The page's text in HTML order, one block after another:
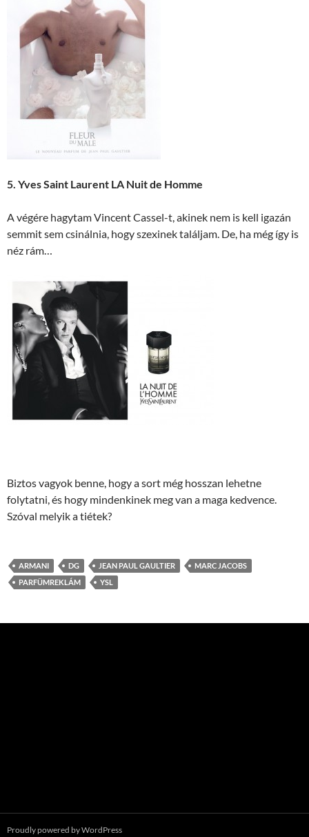
5. Yves Saint Laurent LA Nuit de Homme
A végére hagytam Vincent Cassel-t, akinek nem is kell igazán
semmit sem csinálnia, hogy szexinek találjam. De, ha még így is
néz rám…
Biztos vagyok benne, hogy a sort még hosszan lehetne
folytatni, és hogy mindenkinek meg van a maga kedvence.
Szóval melyik a tiétek?
ARMANI DG JEAN PAUL GAULTIER
MARC JACOBS
PARFÜMREKLÁM
YSL
Proudly powered by WordPress